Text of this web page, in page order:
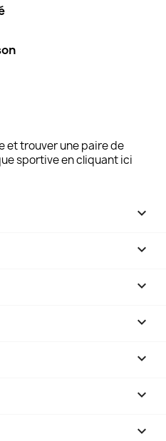
et trouver une paire de
sportive en cliquant ici






